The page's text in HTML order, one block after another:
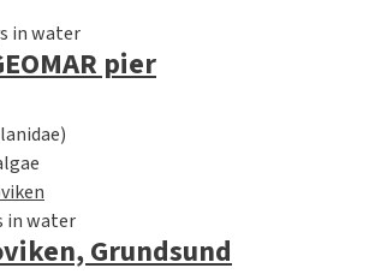
in water
pier
in water
Grundsund